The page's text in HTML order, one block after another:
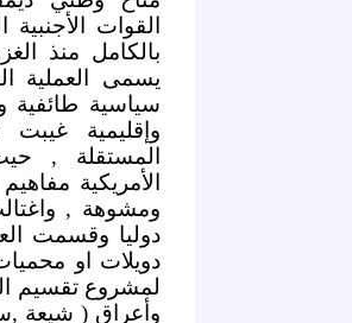
القوات
بالكامل منذ
يسمى العملية
سياسية طائفية
وإقليمية غيبت
المستقلة ,
الأمريكية
ومشوهة ,
دوليا وقسمت
دويلات او
لمشروع تقسيم
وأعراق ( شيعة